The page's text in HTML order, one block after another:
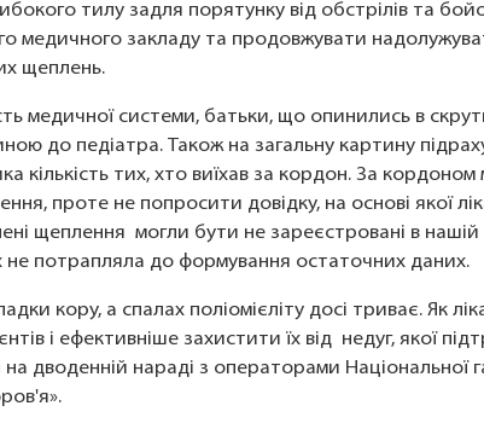
тилу задля порятунку від обстрілів та
медичного закладу та продовжувати
щеплень.
медичної системи, батьки, що опинились в
до педіатра. Також на загальну картину
кількість тих, хто виїхав за кордон. За кордоном
проте не попросити довідку, на основі якої
щеплення могли бути не зареєстровані в нашій
не потрапляла до формування остаточних даних.
кору, а спалах поліомієліту досі триває. Як
і ефективніше захистити їх від недуг, якої
дводенній нараді з операторами Національної